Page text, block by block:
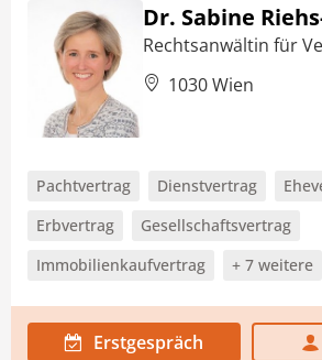
Dr. Sabine
Rechtsanwältin für
1030 Wien
Pachtvertrag Dienstvertrag
Erbvertrag
Gesellschaftsvertrag
Immobilienkaufvertrag
+ 7 weitere
Erstgespräch